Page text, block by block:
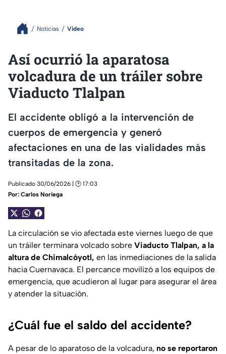
Noticias Video
Así ocurrió la aparatosa
volcadura de un tráiler sobre
Viaducto Tlalpan
El accidente obligó a la intervención de
cuerpos de emergencia y generó
afectaciones en una de las vialidades más
transitadas de la zona.
Publicado 30/06/2026 | 🕑 17:03
Por: Carlos Noriega
La circulación se vio afectada este viernes luego de que
un tráiler terminara volcado sobre Viaducto Tlalpan, a la
altura de Chimalcóyotl, en las inmediaciones de la salida
hacia Cuernavaca. El percance movilizó a los equipos de
emergencia, que acudieron al lugar para asegurar el área
y atender la situación.
¿Cuál fue el saldo del accidente?
A pesar de lo aparatoso de la volcadura, no se reportaron